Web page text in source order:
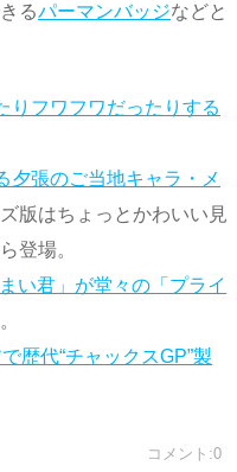
るパーマンバッジなどと
りフワフワだったりする
夕張のご当地キャラ・メ
版はちょっとかわいい見
登場。
い君」が堂々の「プライ
歴代“チャックスGP”製
コメント:0